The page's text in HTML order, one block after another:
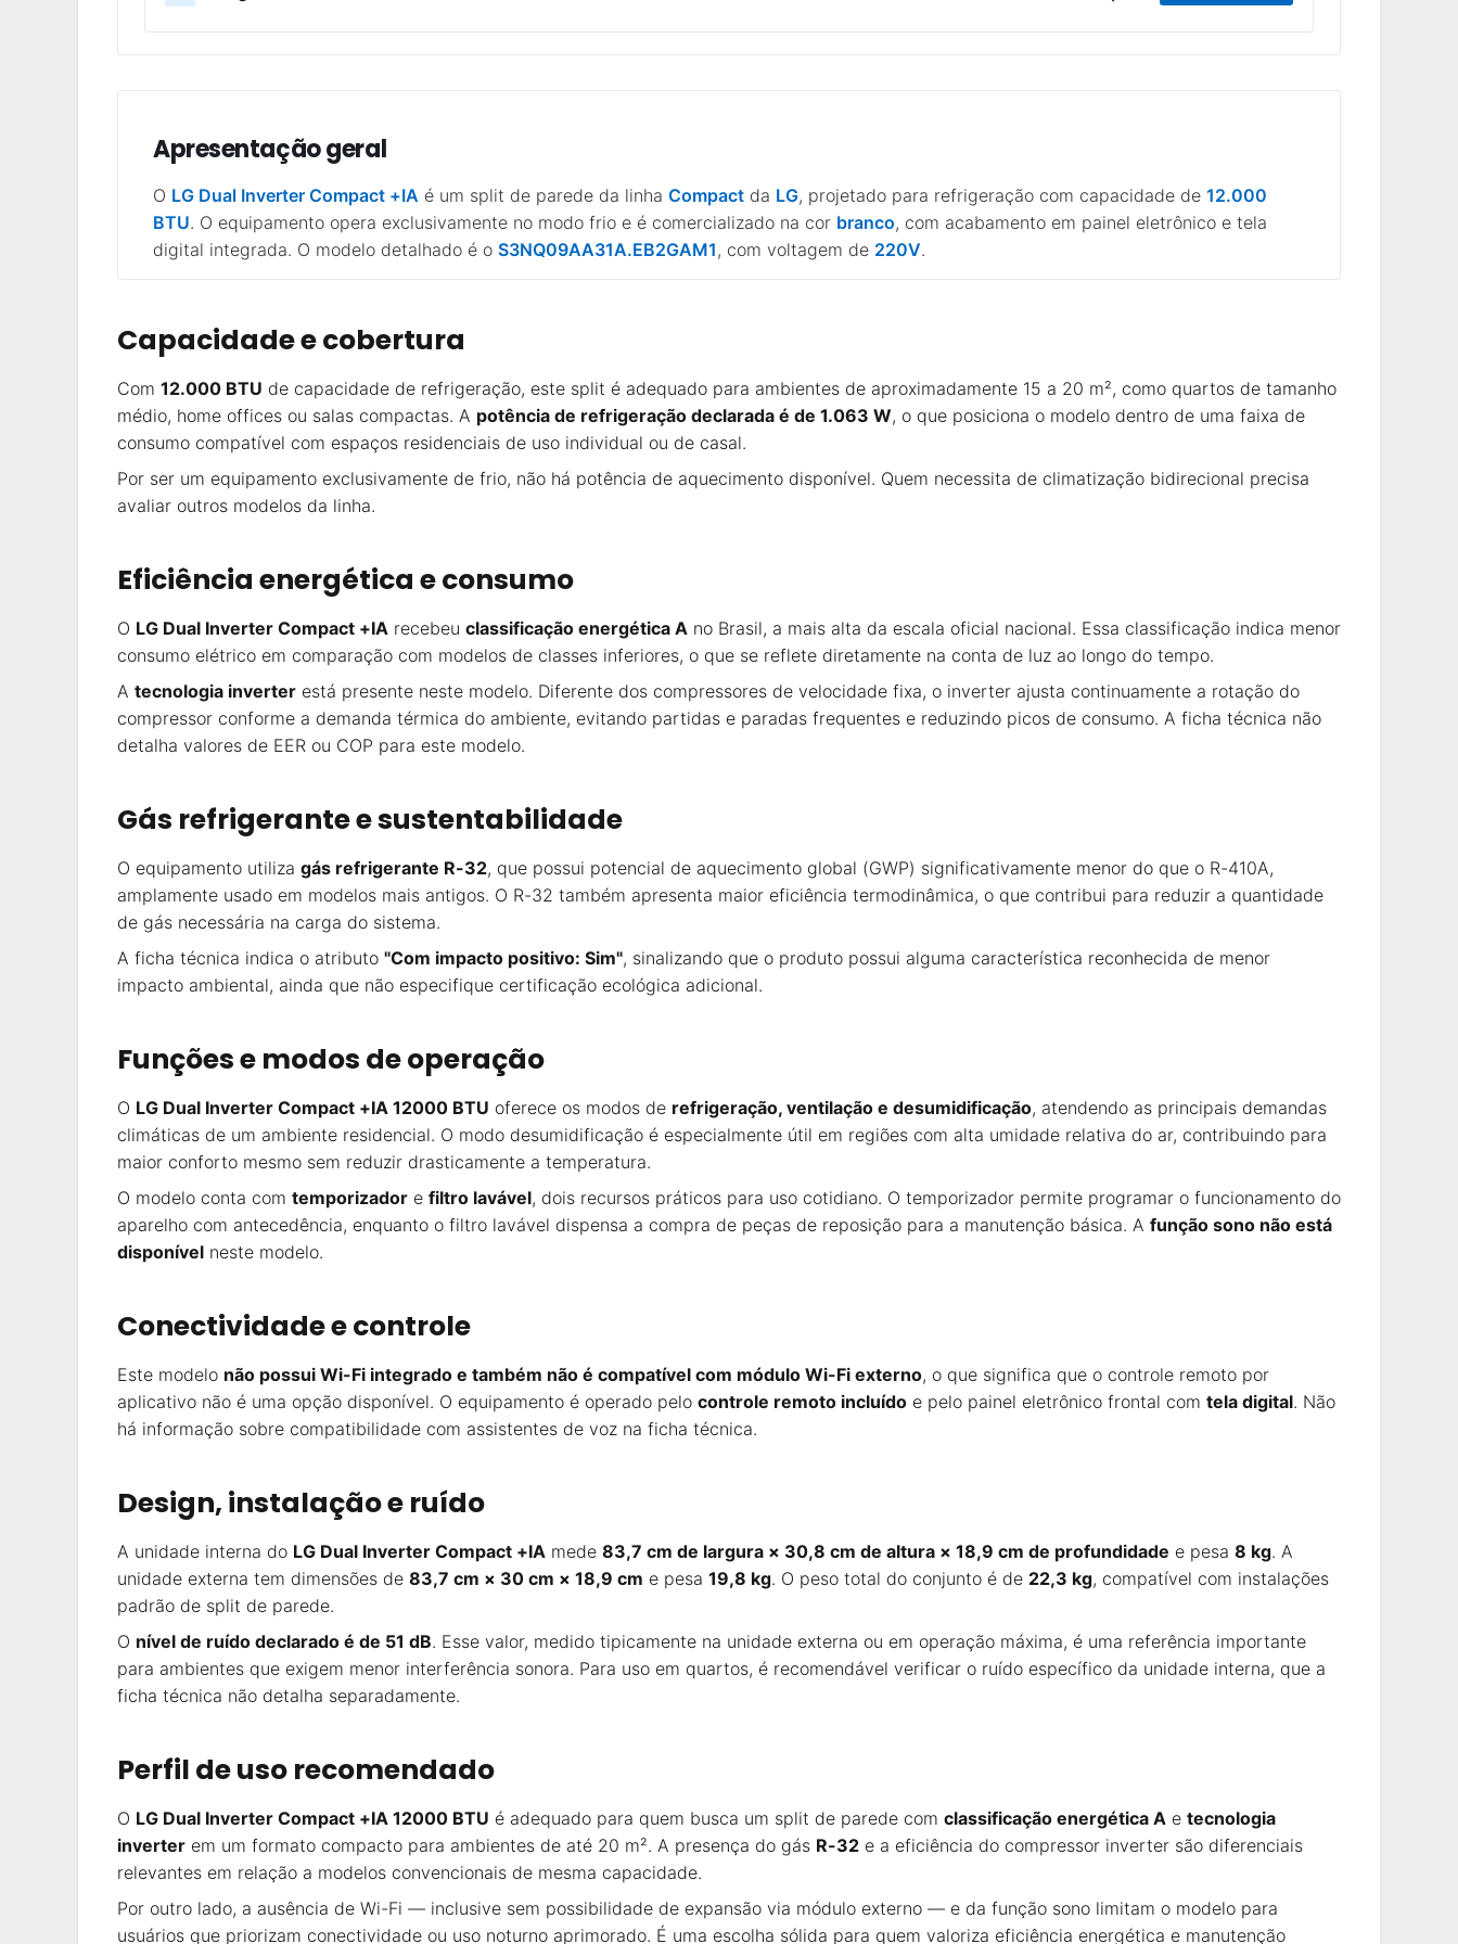
Apresentação geral
O LG Dual Inverter Compact +IA é um split de parede da linha Compact da LG, projetado para refrigeração com capacidade de 12.000
BTU. O equipamento opera exclusivamente no modo frio e é comercializado na cor branco, com acabamento em painel eletrônico e tela
digital integrada. O modelo detalhado é o S3NQ09AA31A.EB2GAM1, com voltagem de 220V.
Capacidade e cobertura
Com 12.000 BTU de capacidade de refrigeração, este split é adequado para ambientes de aproximadamente 15 a 20 m², como quartos de tamanho
médio, home offices ou salas compactas. A potência de refrigeração declarada é de 1.063 W, o que posiciona o modelo dentro de uma faixa de
consumo compatível com espaços residenciais de uso individual ou de casal.
Por ser um equipamento exclusivamente de frio, não há potência de aquecimento disponível. Quem necessita de climatização bidirecional precisa
avaliar outros modelos da linha.
Eficiência energética e consumo
O LG Dual Inverter Compact +IA recebeu classificação energética A no Brasil, a mais alta da escala oficial nacional. Essa classificação indica menor
consumo elétrico em comparação com modelos de classes inferiores, o que se reflete diretamente na conta de luz ao longo do tempo.
A tecnologia inverter está presente neste modelo. Diferente dos compressores de velocidade fixa, o inverter ajusta continuamente a rotação do
compressor conforme a demanda térmica do ambiente, evitando partidas e paradas frequentes e reduzindo picos de consumo. A ficha técnica não
detalha valores de EER ou COP para este modelo.
Gás refrigerante e sustentabilidade
O equipamento utiliza gás refrigerante R-32, que possui potencial de aquecimento global (GWP) significativamente menor do que o R-410A,
amplamente usado em modelos mais antigos. O R-32 também apresenta maior eficiência termodinâmica, o que contribui para reduzir a quantidade
de gás necessária na carga do sistema.
A ficha técnica indica o atributo "Com impacto positivo: Sim", sinalizando que o produto possui alguma característica reconhecida de menor
impacto ambiental, ainda que não especifique certificação ecológica adicional.
Funções e modos de operação
O LG Dual Inverter Compact +IA 12000 BTU oferece os modos de refrigeração, ventilação e desumidificação, atendendo as principais demandas
climáticas de um ambiente residencial. O modo desumidificação é especialmente útil em regiões com alta umidade relativa do ar, contribuindo para
maior conforto mesmo sem reduzir drasticamente a temperatura.
O modelo conta com temporizador e filtro lavável, dois recursos práticos para uso cotidiano. O temporizador permite programar o funcionamento do
aparelho com antecedência, enquanto o filtro lavável dispensa a compra de peças de reposição para a manutenção básica. A função sono não está
disponível neste modelo.
Conectividade e controle
Este modelo não possui Wi-Fi integrado e também não é compatível com módulo Wi-Fi externo, o que significa que o controle remoto por
aplicativo não é uma opção disponível. O equipamento é operado pelo controle remoto incluído e pelo painel eletrônico frontal com tela digital. Não
há informação sobre compatibilidade com assistentes de voz na ficha técnica.
Design, instalação e ruído
A unidade interna do LG Dual Inverter Compact +IA mede 83,7 cm de largura × 30,8 cm de altura × 18,9 cm de profundidade e pesa 8 kg. A
unidade externa tem dimensões de 83,7 cm × 30 cm × 18,9 cm e pesa 19,8 kg. O peso total do conjunto é de 22,3 kg, compatível com instalações
padrão de split de parede.
O nível de ruído declarado é de 51 dB. Esse valor, medido tipicamente na unidade externa ou em operação máxima, é uma referência importante
para ambientes que exigem menor interferência sonora. Para uso em quartos, é recomendável verificar o ruído específico da unidade interna, que a
ficha técnica não detalha separadamente.
Perfil de uso recomendado
O LG Dual Inverter Compact +IA 12000 BTU é adequado para quem busca um split de parede com classificação energética A e tecnologia
inverter em um formato compacto para ambientes de até 20 m². A presença do gás R-32 e a eficiência do compressor inverter são diferenciais
relevantes em relação a modelos convencionais de mesma capacidade.
Por outro lado, a ausência de Wi-Fi — inclusive sem possibilidade de expansão via módulo externo — e da função sono limitam o modelo para
usuários que priorizam conectividade ou uso noturno aprimorado. É uma escolha sólida para quem valoriza eficiência energética e manutenção